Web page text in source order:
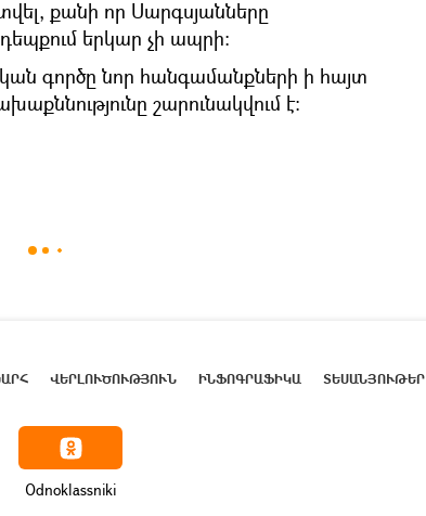
քանի որ Սարգսյանները
երկար չի ապրի։
գործը նոր հանգամանքների ի հայտ
շարունակվում է։
ՎԵՐԼՈՒԾՈՒԹՅՈՒՆ ԻՆՖՈԳՐԱՖԻԿԱ ՏԵՍԱՆՅՈՒԹԵՐ
Odnoklassniki